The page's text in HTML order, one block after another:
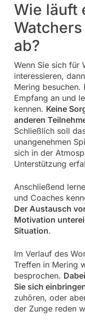
Wie läuft
ab?
Wenn Sie sich für
interessieren,
Mering besuchen.
Empfang an und
kennen. Keine
anderen
Schließlich soll
unangenehmen
sich in der
Unterstützung
Anschließend
und Coaches
Der Austausch
Motivation
Situation.
Im Verlauf des
Treffen in Mering
besprochen.
Sie sich
zuhören, oder
der Zunge reden